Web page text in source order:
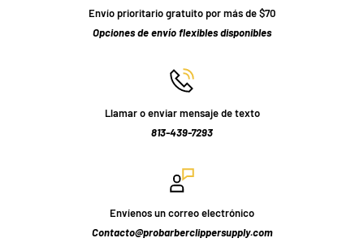
Envío prioritario gratuito por más de $70
Opciones de envío flexibles disponibles
Llamar o enviar mensaje de texto
813-439-7293
Envíenos un correo electrónico
Contacto@probarberclippersupply.com